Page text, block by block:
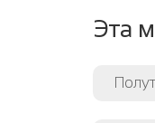
Эта